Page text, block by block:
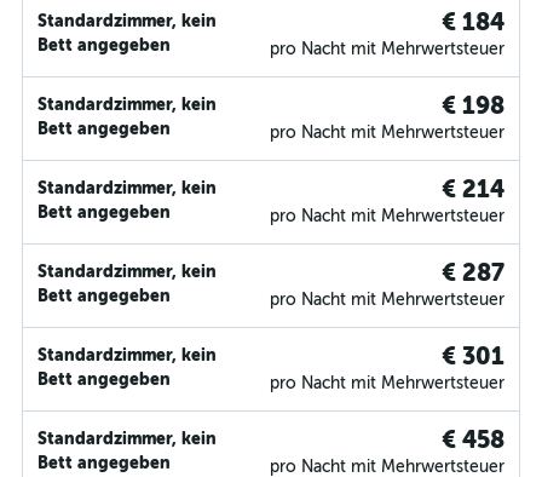
Standardzimmer, kein
Bett angegeben
€ 184
pro Nacht mit Mehrwertsteuer
Standardzimmer, kein
Bett angegeben
€ 198
pro Nacht mit Mehrwertsteuer
Standardzimmer, kein
Bett angegeben
€ 214
pro Nacht mit Mehrwertsteuer
Standardzimmer, kein
Bett angegeben
€ 287
pro Nacht mit Mehrwertsteuer
Standardzimmer, kein
Bett angegeben
€ 301
pro Nacht mit Mehrwertsteuer
Standardzimmer, kein
Bett angegeben
€ 458
pro Nacht mit Mehrwertsteuer